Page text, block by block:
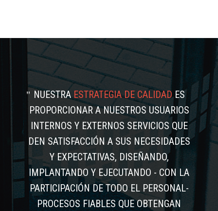
NUESTRAESTRATEGIA DE CALIDADES
PROPORCIONAR A NUESTROS USUARIOS
INTERNOS Y EXTERNOS SERVICIOS QUE
DEN SATISFACCIÓN A SUS NECESIDADES
Y EXPECTATIVAS, DISEÑANDO,
IMPLANTANDO Y EJECUTANDO - CON LA
PARTICIPACIÓN DE TODO EL PERSONAL-
PROCESOS FIABLES QUE OBTENGAN